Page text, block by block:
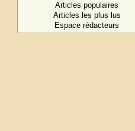
Articles populaires
Articles les plus lus
Espace rédacteurs